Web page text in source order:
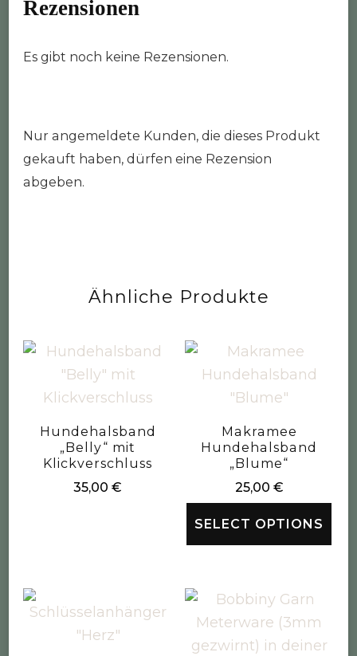
Rezensionen
Es gibt noch keine Rezensionen.
Nur angemeldete Kunden, die dieses Produkt
gekauft haben, dürfen eine Rezension
abgeben.
Ähnliche Produkte
Hundehalsband
„Belly“ mit
Klickverschluss
35,00€
Makramee
Hundehalsband
„Blume“
25,00 €
SELECT OPTIONS